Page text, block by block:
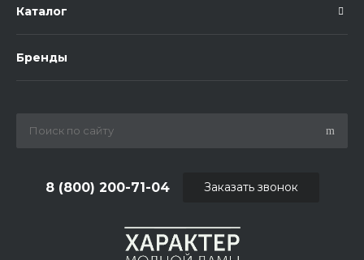
Каталог
Бренды
8 (800) 200-71-04 Заказать звонок